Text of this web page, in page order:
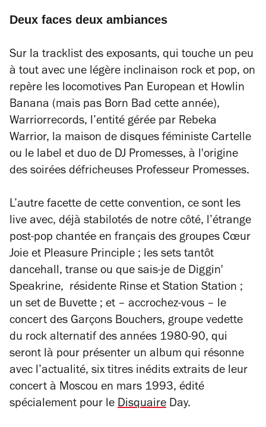
Deux faces deux ambiances
Sur la tracklist des exposants, qui touche un peu
à tout avec une légère inclinaison rock et pop, on
repère les locomotives Pan European et Howlin
Banana (mais pas Born Bad cette année),
Warriorrecords, l’entité gérée par Rebeka
Warrior, la maison de disques féministe Cartelle
ou le label et duo de DJ Promesses, à l'origine
des soirées défricheuses Professeur Promesses.
L’autre facette de cette convention, ce sont les
live avec, déjà stabilotés de notre côté, l’étrange
post-pop chantée en français des groupes Cœur
Joie et Pleasure Principle ; les sets tantôt
dancehall, transe ou que sais-je de Diggin'
Speakrine, résidente Rinse et Station Station ;
un set de Buvette ; et – accrochez-vous – le
concert des Garçons Bouchers, groupe vedette
du rock alternatif des années 1980-90, qui
seront là pour présenter un album qui résonne
avec l’actualité, six titres inédits extraits de leur
concert à Moscou en mars 1993, édité
spécialement pour le Disquaire Day.